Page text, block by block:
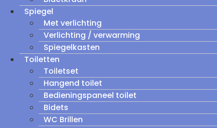
Spiegel
Met verlichting
Verlichting / verwarming
Spiegelkasten
Toiletten
Toiletset
Hangend toilet
Bedieningspaneel toilet
Bidets
WC Brillen